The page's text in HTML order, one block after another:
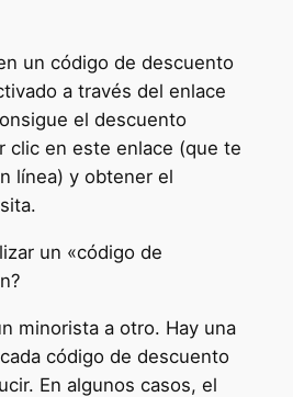
un código de descuento
a través del enlace
el descuento
clic en este enlace (que te
línea) y obtener el
un «código de
minorista a otro. Hay una
código de descuento
En algunos casos, el